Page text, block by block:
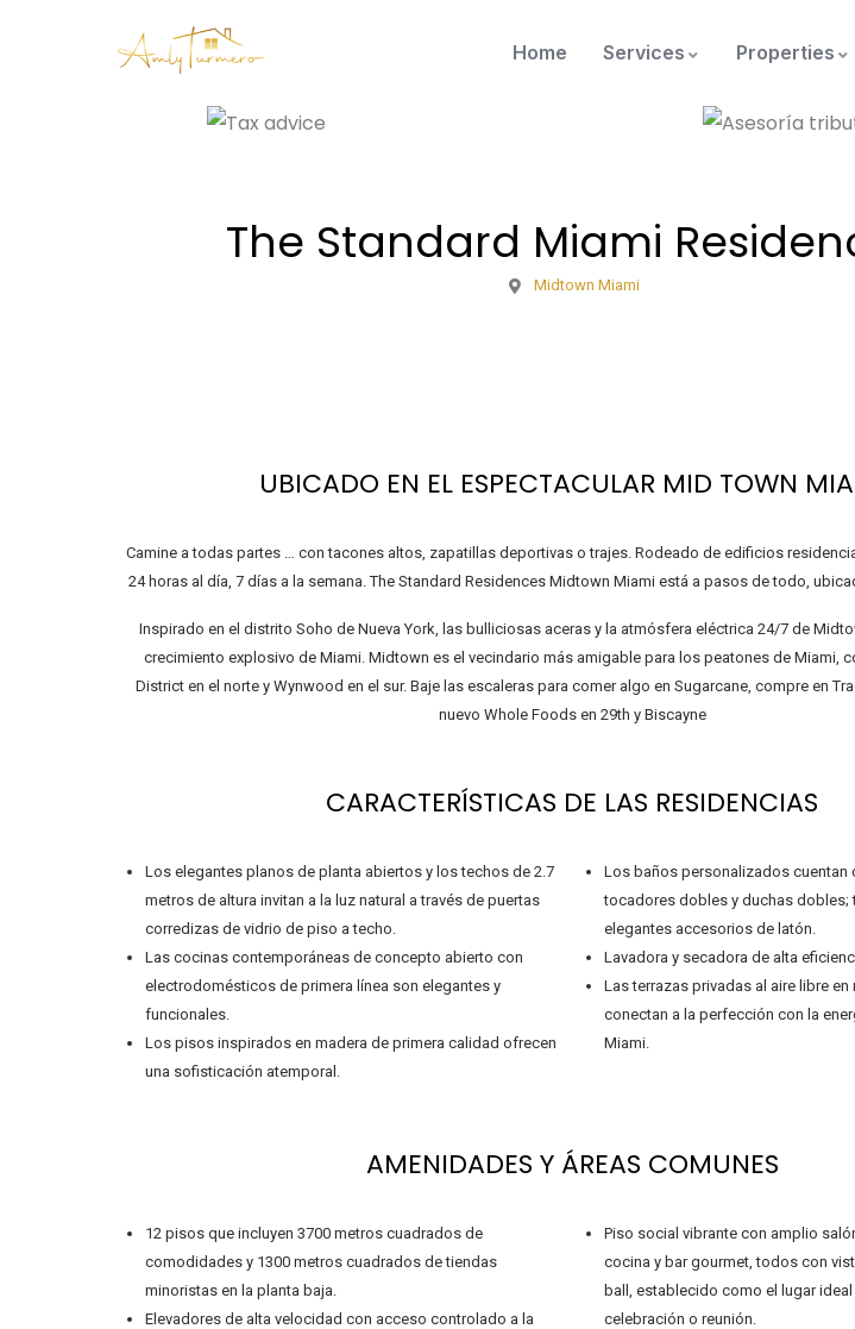
Home Services Properties
The Standard Miami
Midtown Miami
UBICADO EN EL ESPECTACULAR MID TOWN
Camine a todas partes … con tacones altos, zapatillas deportivas o trajes. Rodeado de edificios
24 horas al día, 7 días a la semana. The Standard Residences Midtown Miami está a pasos de todo,
Inspirado en el distrito Soho de Nueva York, las bulliciosas aceras y la atmósfera eléctrica 24/7 de
crecimiento explosivo de Miami. Midtown es el vecindario más amigable para los peatones de Miami,
District en el norte y Wynwood en el sur. Baje las escaleras para comer algo en Sugarcane, compre en
nuevo Whole Foods en 29th y Biscayne
CARACTERÍSTICAS DE LAS RESIDENCIAS
Los elegantes planos de planta abiertos y los techos de 2.7
metros de altura invitan a la luz natural a través de puertas
corredizas de vidrio de piso a techo.
Las cocinas contemporáneas de concepto abierto con
electrodomésticos de primera línea son elegantes y
funcionales.
Los pisos inspirados en madera de primera calidad ofrecen
una sofisticación atemporal.
Los baños personalizados cuentan
tocadores dobles y duchas dobles;
elegantes accesorios de latón.
Lavadora y secadora de alta
Las terrazas privadas al aire libre
conectan a la perfección con la
Miami.
AMENIDADES Y ÁREAS COMUNES
12 pisos que incluyen 3700 metros cuadrados de
comodidades y 1300 metros cuadrados de tiendas
minoristas en la planta baja.
Elevadores de alta velocidad con acceso controlado a la
Piso social vibrante con amplio
cocina y bar gourmet, todos con
ball, establecido como el lugar
celebración o reunión.